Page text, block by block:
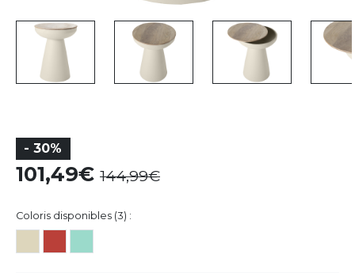
- 30%
101,49 144,99
Coloris disponibles (3) :